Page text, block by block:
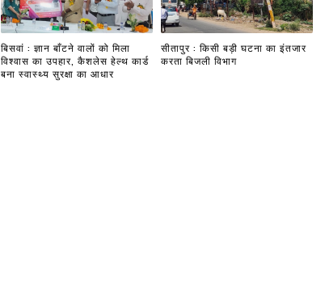
बिसवां : ज्ञान बाँटने वालों को मिला
विश्वास का उपहार, कैशलेस हेल्थ कार्ड
बना स्वास्थ्य सुरक्षा का आधार
सीतापुर : किसी बड़ी घटना का इंतजार
करता बिजली विभाग